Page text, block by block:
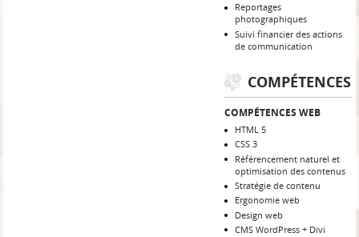
Reportages
photographiques
Suivi financier des actions
de communication
COMPÉTENCES
COMPÉTENCES WEB
HTML 5
CSS 3
Référencement naturel et
optimisation des contenus
Stratégie de contenu
Ergonomie web
Design web
CMS WordPress + Divi